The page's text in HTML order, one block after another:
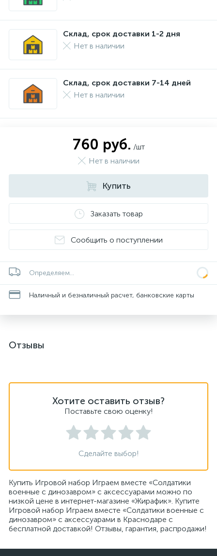
Склад, срок доставки 1-2 дня
Нет в наличии
Склад, срок доставки 7-14 дней
Нет в наличии
760 руб. /шт
Нет в наличии
Купить
Заказать товар
Сообщить о поступлении
Определяем...
Наличный и безналичный расчет, банковские карты
Отзывы
Хотите оставить отзыв?
Поставьте свою оценку!
Сделайте выбор!
Купить Игровой набор Играем вместе «Солдатики
военные с динозавром» с аксессуарами можно по
низкой цене в интернет-магазине «Жирафик». Купите
Игровой набор Играем вместе «Солдатики военные с
динозавром» с аксессуарами в Краснодаре с
бесплатной доставкой! Отзывы, гарантия, распродажи!